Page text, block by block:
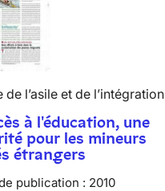
de l’asile et de l’intégration
à l'éducation, une
pour les mineurs
étrangers
publication : 2010